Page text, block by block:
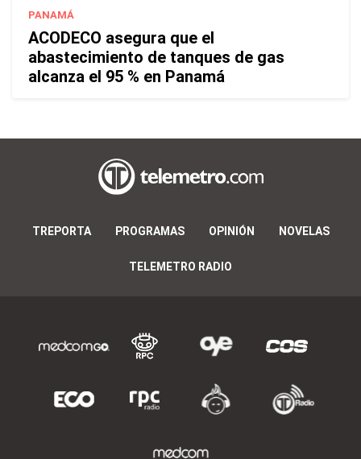
PANAMÁ
ACODECO asegura que el
abastecimiento de tanques de gas
alcanza el 95 % en Panamá
TREPORTA PROGRAMAS OPINIÓN NOVELAS
TELEMETRO RADIO